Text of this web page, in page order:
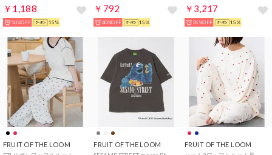
￥1,188
10%OFF 15%
￥792
40%OFF 15%
￥3,217
35%OFF 15%
FRUIT OF THE LOOM FRUIT OF THE LOOM FRUIT OF THE LOOM